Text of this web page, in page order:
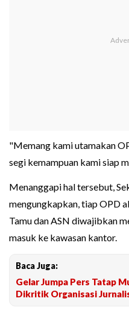
"Memang kami utamakan
segi kemampuan kami siap
Menanggapi hal tersebut,
mengungkapkan, tiap OPD
Tamu dan ASN diwajibkan
masuk ke kawasan kantor.
Baca Juga:
Gelar Jumpa Pers Tatap
Dikritik Organisasi